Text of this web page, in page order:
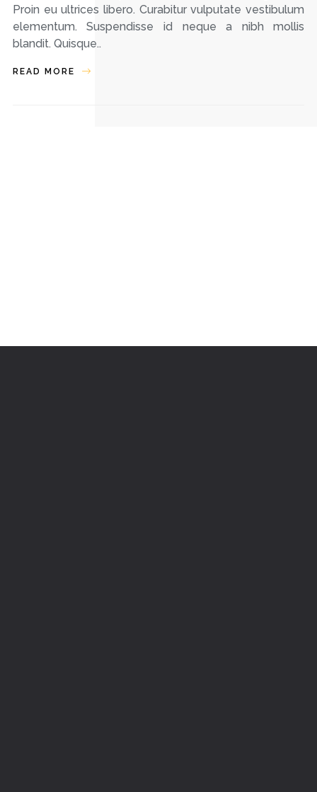
Proin eu ultrices libero. Curabitur vulputate vestibulum
elementum. Suspendisse id neque a nibh mollis
blandit. Quisque..
READ MORE